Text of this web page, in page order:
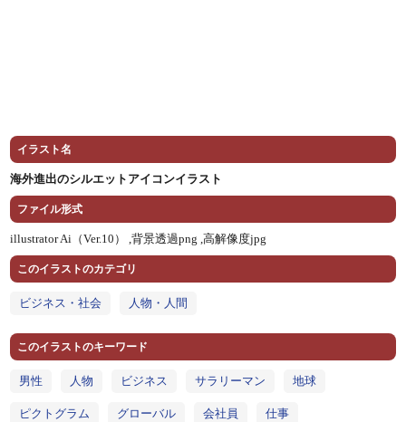
イラスト名
海外進出のシルエットアイコンイラスト
ファイル形式
illustrator Ai（Ver.10） ,背景透過png ,高解像度jpg
このイラストのカテゴリ
ビジネス・社会 人物・人間
このイラストのキーワード
男性 人物 ビジネス サラリーマン 地球
ピクトグラム グローバル 会社員 仕事